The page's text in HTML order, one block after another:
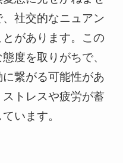
社交的なニュアン
があります。この
度を取りがちで、
繋がる可能性があ
トレスや疲労が蓄
います。